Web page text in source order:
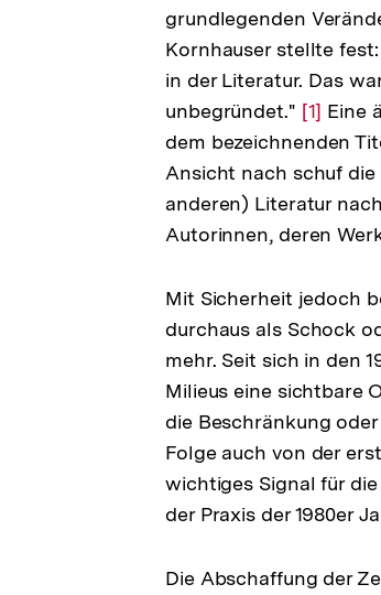
grundlegenden
Kornhauser stellte
in der Literatur. Das
unbegründet." Zur
der
Fußnote
[1] Eine
dem bezeichnenden
Ansicht nach schuf
anderen) Literatur
Autorinnen, deren
Mit Sicherheit jedoch
durchaus als Schock
mehr. Seit sich in den
Milieus eine sichtbare
die Beschränkung
Folge auch von der
wichtiges Signal für
der Praxis der 1980er
Die Abschaffung der